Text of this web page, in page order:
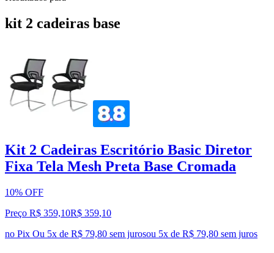
kit 2 cadeiras base
Kit 2 Cadeiras Escritório Basic Diretor
Fixa Tela Mesh Preta Base Cromada
10% OFF
Preço R$ 359,10R$ 359,10
no Pix Ou 5x de R$ 79,80 sem jurosou 5x de R$ 79,80 sem juros